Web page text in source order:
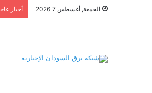
الجمعة, أغسطس 7 2026 أخبار